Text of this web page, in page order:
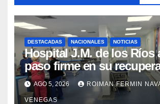
DESTACADAS NACIONALES NOTICIAS
Hospital J.M. de los Ríos
paso firme en su
tras los recientes eventos
sísmicos
AGO 5, 2026 ROIMAN FERMIN
VENEGAS